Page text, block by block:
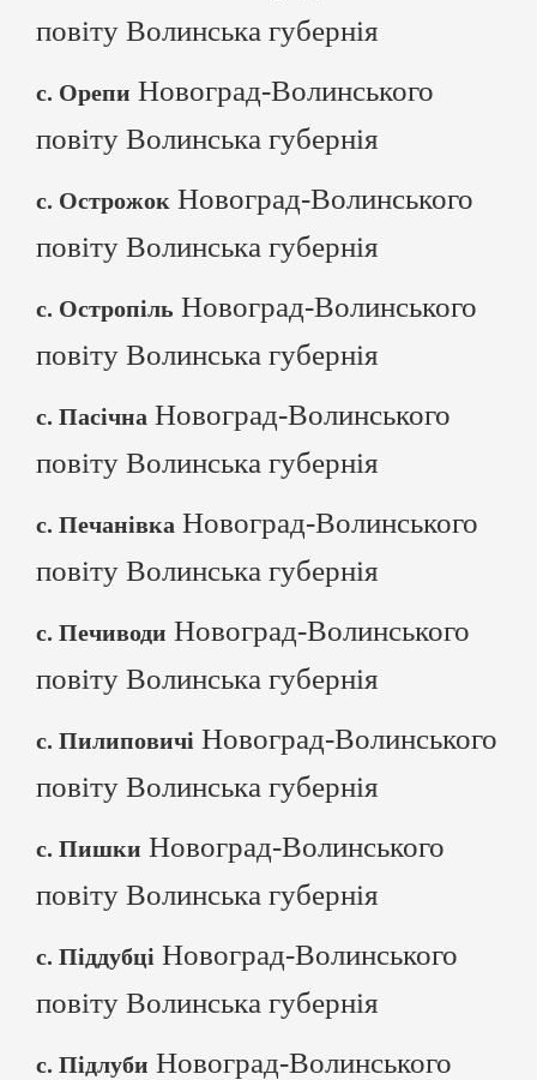
повіту Волинська губернія
с. Орепи Новоград-Волинського
повіту Волинська губернія
с. Острожок Новоград-Волинського
повіту Волинська губернія
с. Остропіль Новоград-Волинського
повіту Волинська губернія
с. Пасічна Новоград-Волинського
повіту Волинська губернія
с. Печанівка Новоград-Волинського
повіту Волинська губернія
с. Печиводи Новоград-Волинського
повіту Волинська губернія
с. Пилиповичі Новоград-Волинського
повіту Волинська губернія
с. Пишки Новоград-Волинського
повіту Волинська губернія
с. Піддубці Новоград-Волинського
повіту Волинська губернія
с. Підлуби Новоград-Волинського